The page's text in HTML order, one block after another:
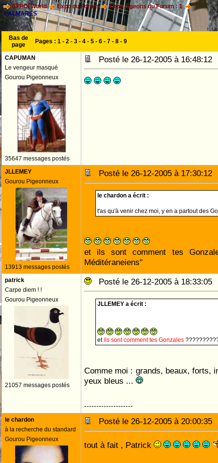
CFPOI World Expo du Forum
Expo pigeons du Forum : 1
PALMARES
Bas de
page
Pages : 1 - 2 - 3 - 4 - 5 - 6 - 7 - 8 - 9
CAPUMAN
Le vengeur masqué
Gourou Pigeonneux
35647 messages postés
Posté le 26-12-2005 à
JLLEMEY
Gourou Pigeonneux
13913 messages postés
Posté le 26-12-2005 à
le chardon a écrit :
t'as qu'à venir chez moi, y en a partout des
et ils sont comment tes
Méditéraneiens"
patrick
Carpe diem ! !
Gourou Pigeonneux
21057 messages postés
Posté le 26-12-2005 à
JLLEMEY a écrit :
etils sont comment tes Gonzales
Comme moi : grands, beaux, forts,
yeux bleus ...
--------------------
le chardon
à la recherche du standard
Gourou Pigeonneux
Posté le 26-12-2005 à
tout à fait , Patrick